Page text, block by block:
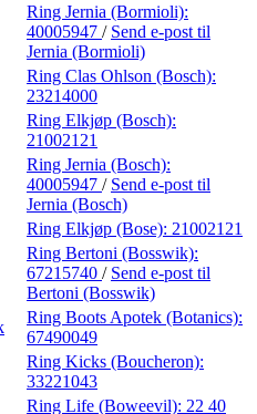
Ring Jernia (Bormioli):
40005947 / Send e-post til
Jernia (Bormioli)
Ring Clas Ohlson (Bosch):
23214000
Ring Elkjøp (Bosch):
21002121
Ring Jernia (Bosch):
40005947 / Send e-post til
Jernia (Bosch)
Ring Elkjøp (Bose): 21002121
Ring Bertoni (Bosswik):
67215740 / Send e-post til
Bertoni (Bosswik)
Ring Boots Apotek (Botanics):
67490049
Ring Kicks (Boucheron):
33221043
Ring Life (Boweevil): 22 40